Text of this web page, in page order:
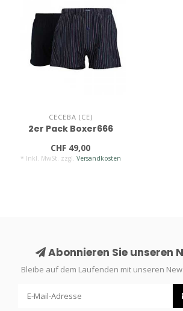
CECEBA (CE)
2er Pack Boxer666
CHF 49,00
* Inkl. MwSt. zzgl. Versandkosten
Abonnieren Sie unseren
Bleibe auf dem Laufenden mit unseren